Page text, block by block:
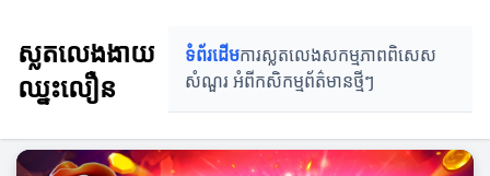
ស្លតលេងងាយ
ឈ្នះលឿន
ទំព័រដើមការស្លតលេងសកម្មភាពពិសេស
សំណួរ អំពីកសិកម្មព័ត៌មានថ្មីៗ